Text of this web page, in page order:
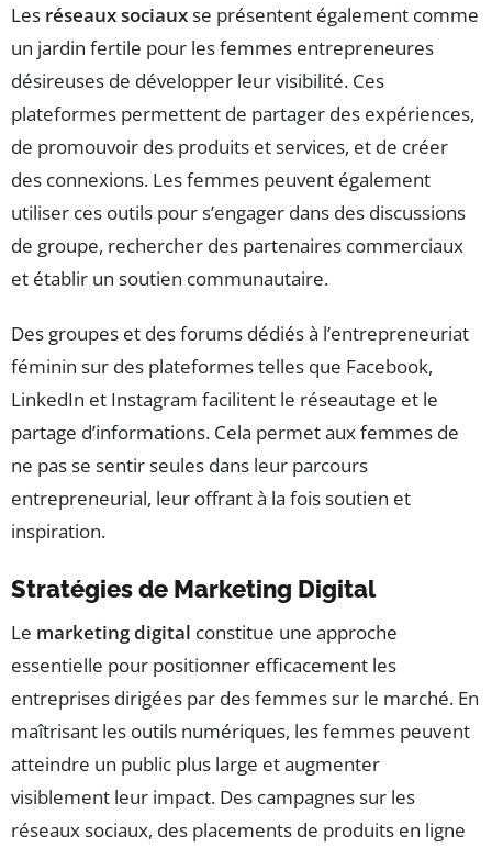
Les réseaux sociauxse présentent également comme
un jardin fertile pour les femmes entrepreneures
désireuses de développer leur visibilité. Ces
plateformes permettent de partager des expériences,
de promouvoir des produits et services, et de créer
des connexions. Les femmes peuvent également
utiliser ces outils pour s’engager dans des discussions
de groupe, rechercher des partenaires commerciaux
et établir un soutien communautaire.
Des groupes et des forums dédiés à l’entrepreneuriat
féminin sur des plateformes telles que Facebook,
LinkedIn et Instagram facilitent le réseautage et le
partage d’informations. Cela permet aux femmes de
ne pas se sentir seules dans leur parcours
entrepreneurial, leur offrant à la fois soutien et
inspiration.
Stratégies de Marketing Digital
Le marketing digital constitue une approche
essentielle pour positionner efficacement les
entreprises dirigées par des femmes sur le marché. En
maîtrisant les outils numériques, les femmes peuvent
atteindre un public plus large et augmenter
visiblement leur impact. Des campagnes sur les
réseaux sociaux, des placements de produits en ligne